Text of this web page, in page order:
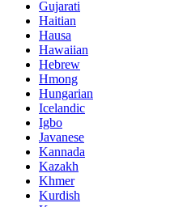
Gujarati
Haitian
Hausa
Hawaiian
Hebrew
Hmong
Hungarian
Icelandic
Igbo
Javanese
Kannada
Kazakh
Khmer
Kurdish